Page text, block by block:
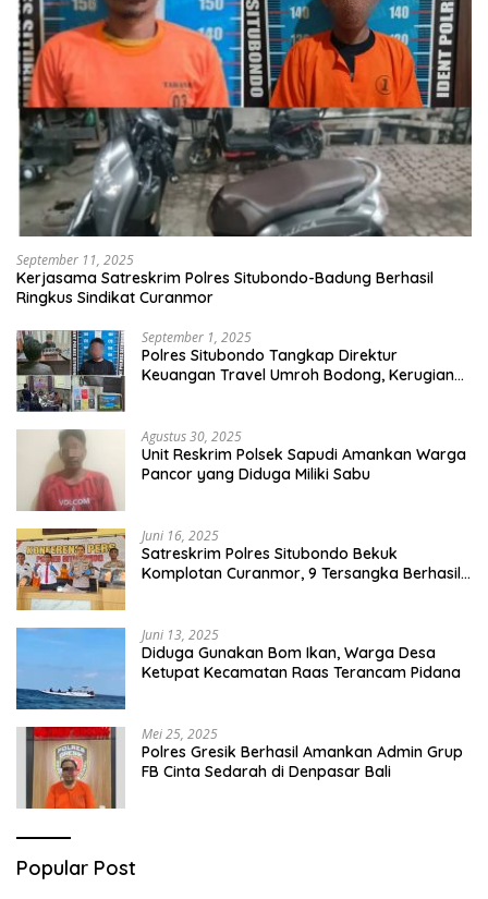
September 11, 2025
Kerjasama Satreskrim Polres Situbondo-Badung Berhasil
Ringkus Sindikat Curanmor
September 1, 2025
Polres Situbondo Tangkap Direktur
Keuangan Travel Umroh Bodong, Kerugian
Agustus 30, 2025
Unit Reskrim Polsek Sapudi Amankan Warga
Pancor yang Diduga Miliki Sabu
Juni 16, 2025
Satreskrim Polres Situbondo Bekuk
Komplotan Curanmor, 9 Tersangka Berhasil
Juni 13, 2025
Diduga Gunakan Bom Ikan, Warga Desa
Ketupat Kecamatan Raas Terancam Pidana
Mei 25, 2025
Polres Gresik Berhasil Amankan Admin Grup
FB Cinta Sedarah di Denpasar Bali
Popular Post